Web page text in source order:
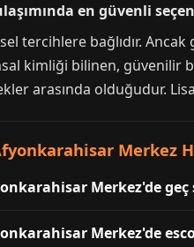
en güvenli
tercihlere bağlıdır.
kimliği bilinen, güvenilir
arasında olduğudur.
Merkez
Merkez'de
Merkez'de